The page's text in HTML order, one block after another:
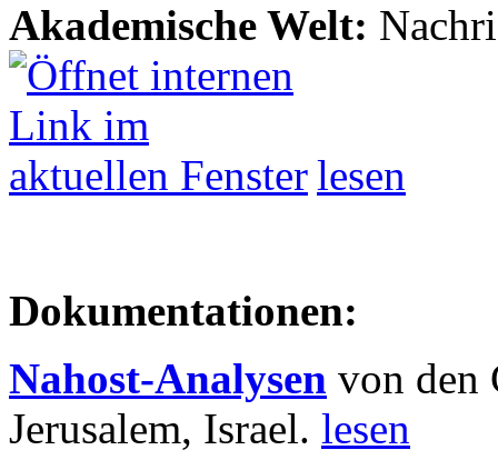
Akademische Welt:
lesen
Dokumentationen:
Nahost-Analysen von den
Jerusalem, Israel. lesen